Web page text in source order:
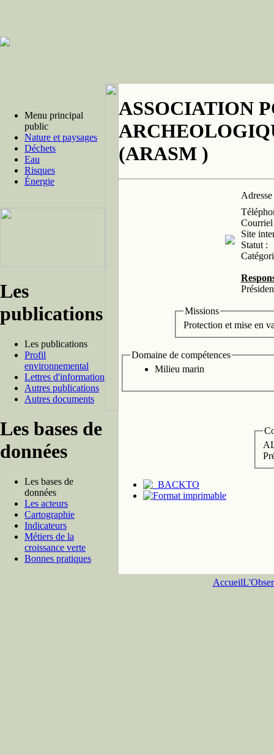
Menu principal
public
Nature et paysages
Déchets
Eau
Risques
Énergie
Les
publications
Les publications
Profil
environnemental
Lettres d'information
Autres publications
Autres documents
Les bases de
données
Les bases de
données
Les acteurs
Cartographie
Indicateurs
Métiers de la
croissance verte
Bonnes pratiques
ASSOCIATION
(ARASM )
Adresse
Courriel
Site
Statut :
Missions
Protection et mise en
Domaine de compétences
Milieu marin
Accueil